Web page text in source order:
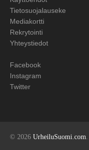
Tietosuojalauseke
Mediakortti
Rekrytointi
Yhteystiedot
Facebook
Instagram
Twitter
© 2026 UrheiluSuomi.com.